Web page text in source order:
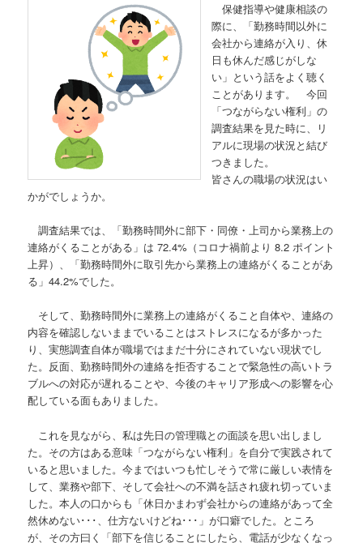
保健指導や健康相談の
際に、「勤務時間以外に
会社から連絡が入り、休
日も休んだ感じがしな
い」という話をよく聴く
ことがあります。 今回
「つながらない権利」の
調査結果を見た時に、リ
アルに現場の状況と結び
つきました。
皆さんの職場の状況はい
かがでしょうか。
調査結果では、「勤務時間外に部下・同僚・上司から業務上の
連絡がくることがある」は 72.4%（コロナ禍前より 8.2 ポイント
上昇）、「勤務時間外に取引先から業務上の連絡がくることがあ
る」44.2%でした。
そして、勤務時間外に業務上の連絡がくること自体や、連絡の
内容を確認しないままでいることはストレスになるが多かった
り、実態調査自体が職場ではまだ十分にされていない現状でし
た。反面、勤務時間外の連絡を拒否することで緊急性の高いトラ
ブルへの対応が遅れることや、今後のキャリア形成への影響を心
配している面もありました。
これを見ながら、私は先日の管理職との面談を思い出しまし
た。その方はある意味「つながらない権利」を自分で実践されて
いると思いました。今まではいつも忙しそうで常に厳しい表情を
して、業務や部下、そして会社への不満を話され疲れ切っていま
した。本人の口からも「休日かまわず会社からの連絡があって全
然休めない･･･、仕方ないけどね･･･」が口癖でした。ところ
が、その方曰く「部下を信じることにしたら、電話が少なくなっ